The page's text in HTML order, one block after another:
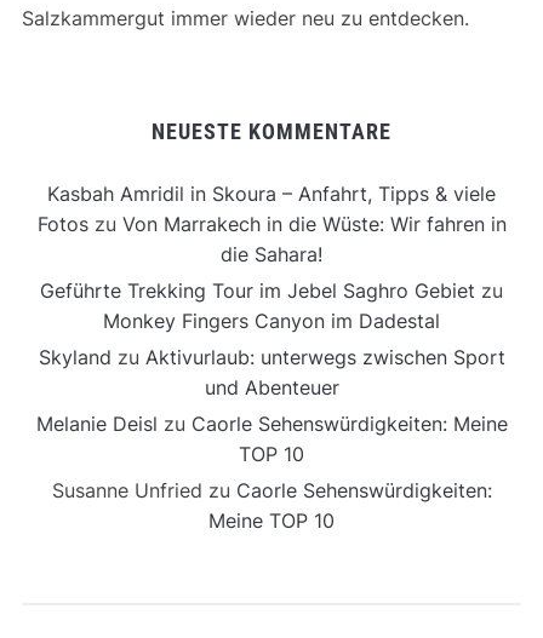
Salzkammergut immer wieder neu zu entdecken.
NEUESTE KOMMENTARE
Kasbah Amridil in Skoura – Anfahrt, Tipps & viele
Fotoszu Von Marrakech in die Wüste: Wir fahren in
die Sahara!
Geführte Trekking Tour im Jebel Saghro Gebiet zu
Monkey Fingers Canyon im Dadestal
Skyland zu Aktivurlaub: unterwegs zwischen Sport
und Abenteuer
Melanie Deisl zu Caorle Sehenswürdigkeiten: Meine
TOP 10
Susanne Unfried zu Caorle Sehenswürdigkeiten:
Meine TOP 10